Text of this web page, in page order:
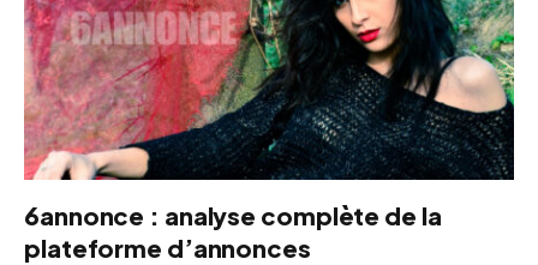
6annonce : analyse complète de la
plateforme d’annonces